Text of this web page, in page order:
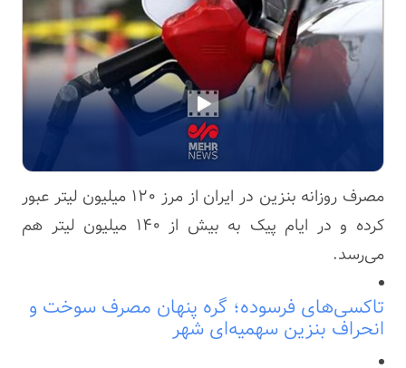
مصرف روزانه بنزین در ایران از مرز ۱۲۰ میلیون لیتر عبور
کرده و در ایام پیک به بیش از ۱۴۰ میلیون لیتر هم
می‌رسد.
تاکسی‌های فرسوده؛ گره پنهان مصرف سوخت و
انحراف بنزین سهمیه‌ای شهر